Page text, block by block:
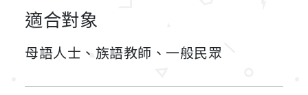
適合對象
母語人士、族語教師、一般民眾